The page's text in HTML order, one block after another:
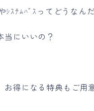
ｼｽﾃﾑﾊﾞｽってどうなん
当にいいの？
得になる特典もご用